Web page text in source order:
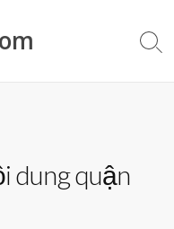
dung quận